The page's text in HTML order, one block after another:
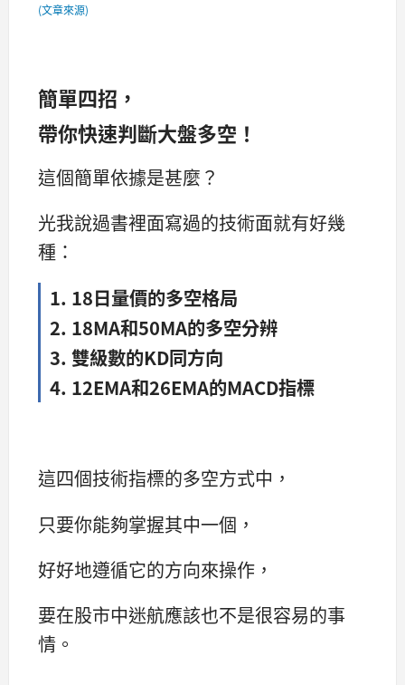
(文章來源)
簡單四招，
帶你快速判斷大盤多空！
這個簡單依據是甚麼？
光我說過書裡面寫過的技術面就有好幾
種：
1. 18日量價的多空格局
2. 18MA和50MA的多空分辨
3. 雙級數的KD同方向
4. 12EMA和26EMA的MACD指標
這四個技術指標的多空方式中，
只要你能夠掌握其中一個，
好好地遵循它的方向來操作，
要在股市中迷航應該也不是很容易的事
情。